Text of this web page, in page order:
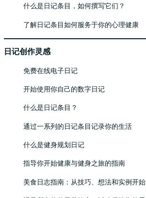
什么是日记条目，如何撰写它们？
了解日记条目如何服务于你的心理健康
日记创作灵感
免费在线电子日记
开始使用你自己的数字日记
什么是日记条目？
通过一系列的日记条目记录你的生活
什么是健身规划日记
指导你开始健康与健身之旅的指南
美食日志指南：从技巧、想法和实例开始